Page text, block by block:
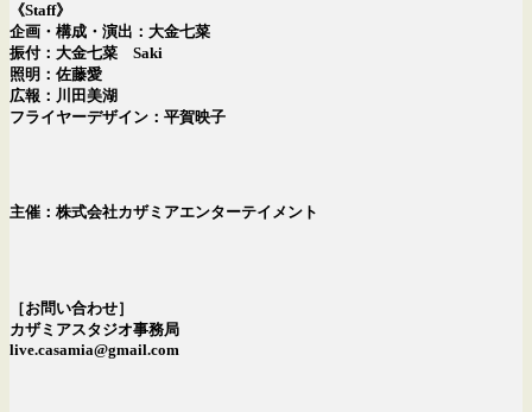
《Staff》
企画・構成・演出：大金七菜
振付：大金七菜 Saki
照明：佐藤愛
広報：川田美湖
フライヤーデザイン：平賀映子
主催：株式会社カザミアエンターテイメント
［お問い合わせ］
カザミアスタジオ事務局
live.casamia@gmail.com